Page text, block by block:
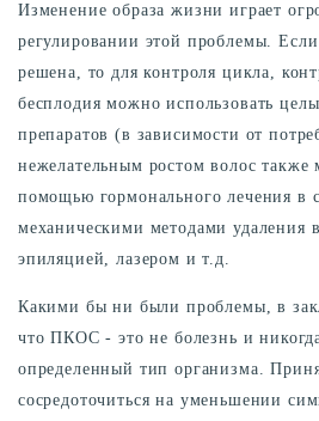
Изменение образа жизни играет
регулировании этой проблемы.
решена, то для контроля цикла,
бесплодия можно использовать
препаратов (в зависимости от
нежелательным ростом волос также
помощью гормонального лечения в
механическими методами удаления
эпиляцией, лазером и т.д.
Какими бы ни были проблемы, в
что ПКОС - это не болезнь и
определенный тип организма.
сосредоточиться на уменьшении